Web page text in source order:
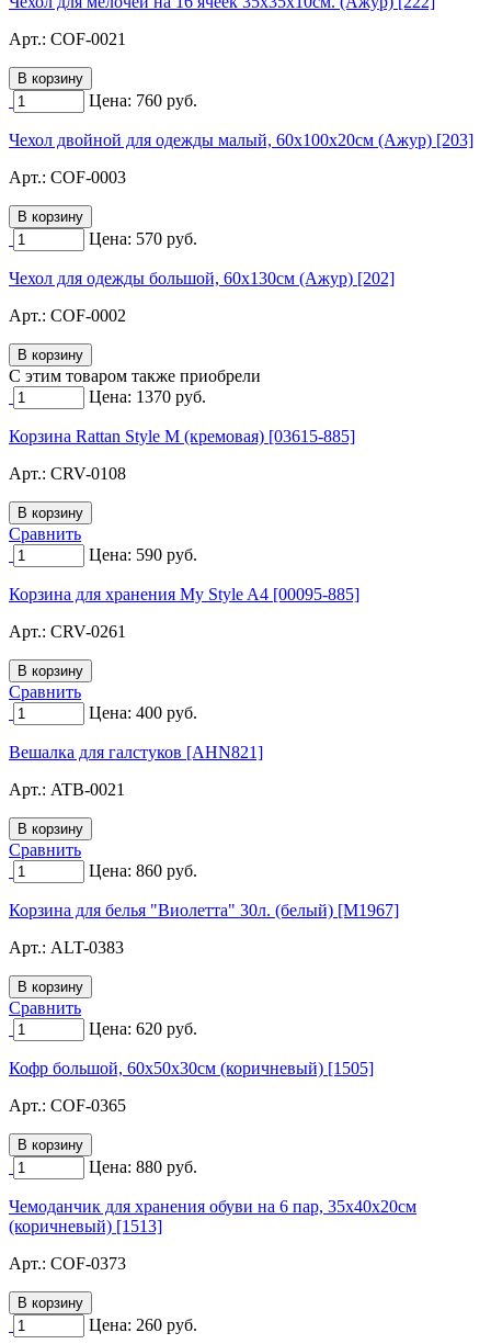
Арт.: COF-0021
Цена: 760 руб.
Чехол двойной для одежды малый, 60х100х20см (Ажур) [203]
Арт.: COF-0003
Цена: 570 руб.
Чехол для одежды большой, 60х130см (Ажур) [202]
Арт.: COF-0002
C этим товаром также приобрели
Цена: 1370 руб.
Корзина Rattan Style M (кремовая) [03615-885]
Арт.: CRV-0108
Сравнить
Цена: 590 руб.
Корзина для хранения My Style A4 [00095-885]
Арт.: CRV-0261
Сравнить
Цена: 400 руб.
Вешалка для галстуков [AHN821]
Арт.: ATB-0021
Сравнить
Цена: 860 руб.
Корзина для белья "Виолетта" 30л. (белый) [M1967]
Арт.: ALT-0383
Сравнить
Цена: 620 руб.
Кофр большой, 60х50х30см (коричневый) [1505]
Арт.: COF-0365
Цена: 880 руб.
Чемоданчик для хранения обуви на 6 пар, 35х40х20см
(коричневый) [1513]
Арт.: COF-0373
Цена: 260 руб.